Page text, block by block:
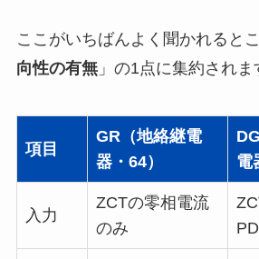
ここがいちばんよく聞かれると
向性の有無」の1点に集約されま
項目
GR（地絡継電
器・64）
電
入力
ZCTの零相電流
のみ